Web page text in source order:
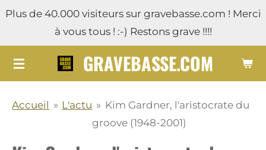
Passer
contenu
principal
GRAVEBASSE.COM
Plus de 40.000 visiteurs sur gravebasse.com ! Merci
à vous tous ! :-) Restons grave !!!!
Accueil » L'actu » Kim Gardner, l'aristocrate du
groove (1948-2001)